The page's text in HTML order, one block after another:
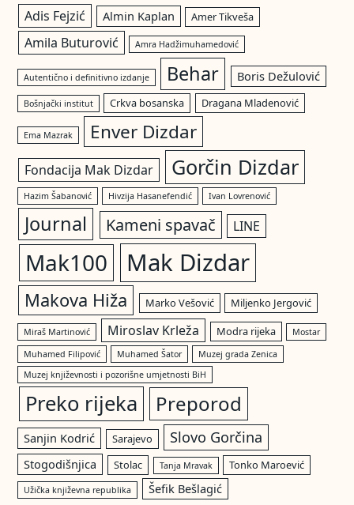
Adis Fejzić Almin Kaplan Amer Tikveša
Amila Buturović Amra Hadžimuhamedović
Autentično i definitivno izdanje Behar Boris Dežulović
Bošnjački institut Crkva bosanska Dragana Mladenović
Ema Mazrak Enver Dizdar
Fondacija Mak Dizdar Gorčin Dizdar
Hazim Šabanović Hivzija Hasanefendić Ivan Lovrenović
Journal Kameni spavač LINE
Mak100 Mak Dizdar
Makova Hiža Marko Vešović Miljenko Jergović
Miraš Martinović Miroslav Krleža Modra rijeka
Mostar
Muhamed Filipović
Muhamed Šator
Muzej grada Zenica
Muzej književnosti i pozorišne umjetnosti BiH
Preko rijeka Preporod
Sanjin Kodrić Sarajevo Slovo Gorčina
Stogodišnjica Stolac Tanja Mravak Tonko Maroević
Užička književna republika Šefik Bešlagić